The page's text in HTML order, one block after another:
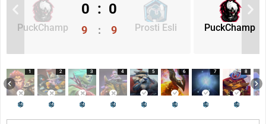
PuckChamp Prosti Esli
0 : 0
9 : 9 PuckChamp
1 2 3 4 5 6 7 8